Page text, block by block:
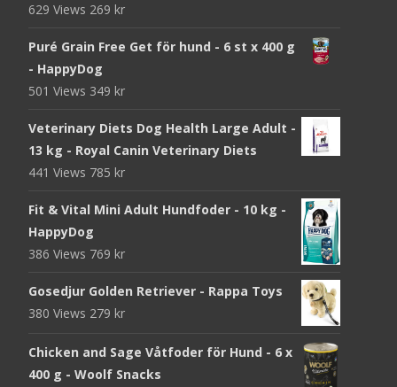
629 Views 269 kr
Puré Grain Free Get för hund - 6 st x 400 g
- HappyDog
501 Views 349 kr
Veterinary Diets Dog Health Large Adult -
13 kg - Royal Canin Veterinary Diets
441 Views 785 kr
Fit & Vital Mini Adult Hundfoder - 10 kg -
HappyDog
386 Views 769 kr
Gosedjur Golden Retriever - Rappa Toys
380 Views 279 kr
Chicken and Sage Våtfoder för Hund - 6 x
400 g - Woolf Snacks